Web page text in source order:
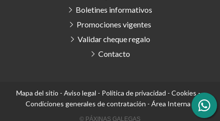
Boletines informativos
Promociones vigentes
Validar cheque regalo
Contacto
Mapa del sitio - Aviso legal - Política de privacidad - Cookies-
Condiciones generales de contratación - Área Interna
© PÁXINAS GALEGAS